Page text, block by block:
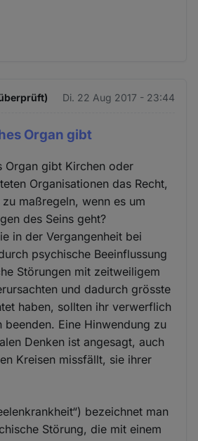
Di. 22 Aug 2017 - 23:44
Organ gibt
Organ gibt Kirchen oder
Organisationen das Recht,
maßregeln, wenn es um
des Seins geht?
in der Vergangenheit bei
psychische Beeinflussung
Störungen mit zeitweiligem
und dadurch grösste
haben, sollten ihr verwerflich
beenden. Eine Hinwendung zu
Denken ist angesagt, auch
Kreisen missfällt, sie ihrer
bezeichnet man
Störung, die mit einem